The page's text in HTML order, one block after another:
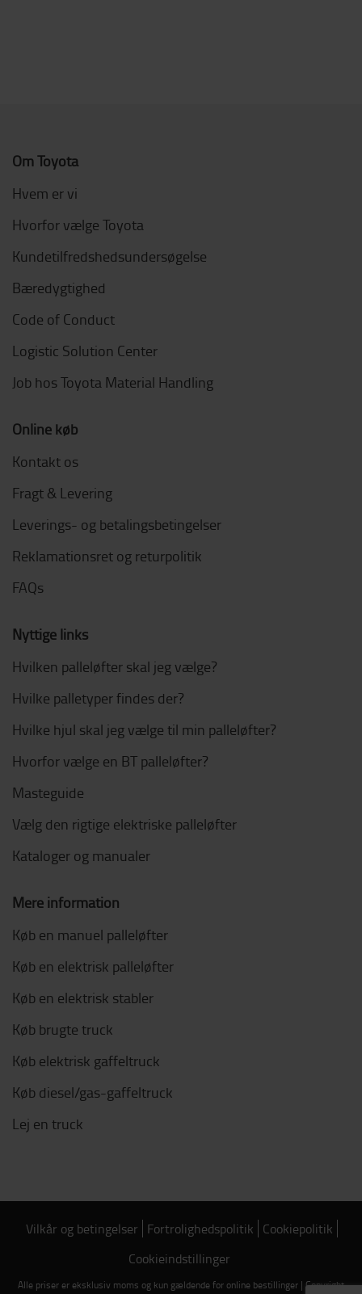
Om Toyota
Hvem er vi
Hvorfor vælge Toyota
Kundetilfredshedsundersøgelse
Bæredygtighed
Code of Conduct
Logistic Solution Center
Job hos Toyota Material Handling
Online køb
Kontakt os
Fragt & Levering
Leverings- og betalingsbetingelser
Reklamationsret og returpolitik
FAQs
Nyttige links
Hvilken palleløfter skal jeg vælge?
Hvilke palletyper findes der?
Hvilke hjul skal jeg vælge til min palleløfter?
Hvorfor vælge en BT palleløfter?
Masteguide
Vælg den rigtige elektriske palleløfter
Kataloger og manualer
Mere information
Køb en manuel palleløfter
Køb en elektrisk palleløfter
Køb en elektrisk stabler
Køb brugte truck
Køb elektrisk gaffeltruck
Køb diesel/gas-gaffeltruck
Lej en truck
Vilkår og betingelser Fortrolighedspolitik Cookiepolitik
Cookieindstillinger
Alle priser er eksklusiv moms og kun gældende for online bestillinger | Copyright